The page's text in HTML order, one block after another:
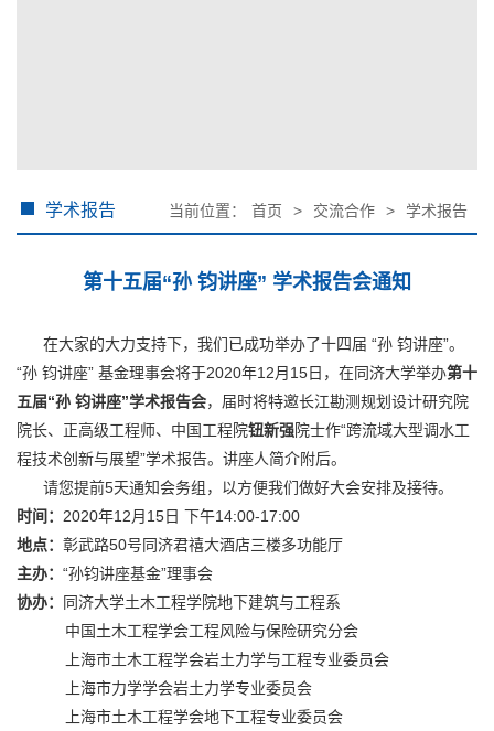
学术报告 当前位置： 首页 > 交流合作 > 学术报告
第十五届“孙 钧讲座” 学术报告会通知
在大家的大力支持下，我们已成功举办了十四届 “孙 钧讲座”。
“孙 钧讲座” 基金理事会将于2020年12月15日，在同济大学举办第十
五届“孙 钧讲座”学术报告会，届时将特邀长江勘测规划设计研究院
院长、正高级工程师、中国工程院钮新强院士作“跨流域大型调水工
程技术创新与展望”学术报告。讲座人简介附后。
请您提前5天通知会务组，以方便我们做好大会安排及接待。
时间： 2020年12月15日 下午14:00-17:00
地点： 彰武路50号同济君禧大酒店三楼多功能厅
主办： “孙钧讲座基金”理事会
协办：
同济大学土木工程学院地下建筑与工程系
中国土木工程学会工程风险与保险研究分会
上海市土木工程学会岩土力学与工程专业委员会
上海市力学学会岩土力学专业委员会
上海市土木工程学会地下工程专业委员会